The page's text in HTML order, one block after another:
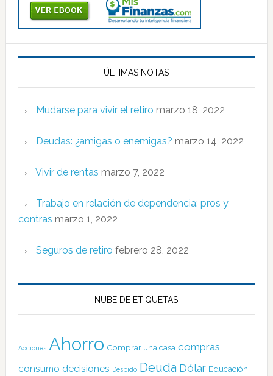
ÚLTIMAS NOTAS
Mudarse para vivir el retiro marzo 18, 2022
Deudas: ¿amigas o enemigas? marzo 14, 2022
Vivir de rentas marzo 7, 2022
Trabajo en relación de dependencia: pros y
contras marzo 1, 2022
Seguros de retiro febrero 28, 2022
NUBE DE ETIQUETAS
Acciones Ahorro Comprar una casa compras
consumo decisiones Despido Deuda Dólar Educación